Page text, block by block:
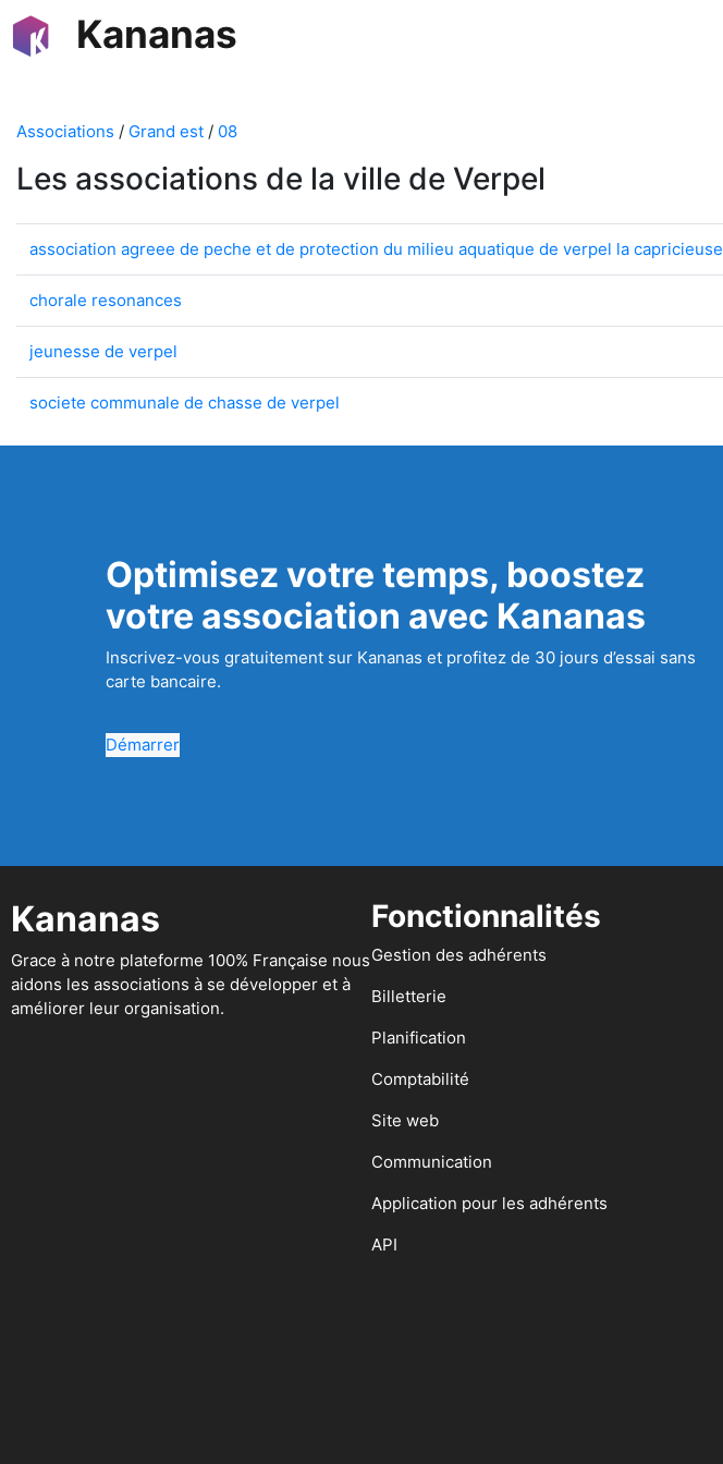
Kananas
Associations / Grand est / 08
Les associations de la ville de Verpel
association agreee de peche et de protection du milieu aquatique de verpel la capricieuse
chorale resonances
jeunesse de verpel
societe communale de chasse de verpel
Optimisez votre temps, boostez
votre association avec Kananas
Inscrivez-vous gratuitement sur Kananas et profitez de 30 jours d’essai sans
carte bancaire.
Démarrer
Kananas
Grace à notre plateforme 100% Française nous
aidons les associations à se développer et à
améliorer leur organisation.
Fonctionnalités
Gestion des adhérents
Billetterie
Planification
Comptabilité
Site web
Communication
Application pour les adhérents
API